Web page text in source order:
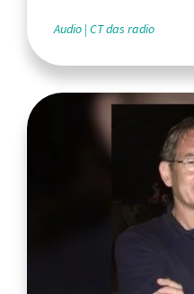
Audio CT das radio